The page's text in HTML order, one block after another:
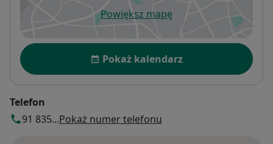
Powiększ mapęotwiera się w nowej karcie
Dostępność
Pokaż kalendarz
Telefon
91 835...Pokaż numer telefonu